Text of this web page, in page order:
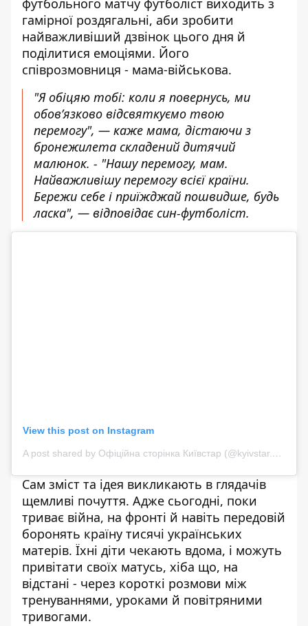
футбольного матчу футболіст виходить з
гамірної роздягальні, аби зробити
найважливіший дзвінок цього дня й
поділитися емоціями. Його
співрозмовниця - мама-військова.
"Я обіцяю тобі: коли я повернусь, ми
обов’язково відсвяткуємо твою
перемогу", — каже мама, дістаючи з
бронежилета складений дитячий
малюнок. - "Нашу перемогу, мам.
Найважливішу перемогу всієї країни.
Бережи себе і приїжджай пошвидше, будь
ласка", — відповідає син-футболіст.
View this post on Instagram
A post shared by Офіційна сторінка Київстар (@kyivstar.official)
Сам зміст та ідея викликають в глядачів
щемливі почуття. Адже сьогодні, поки
триває війна, на фронті й навіть передовій
боронять країну тисячі українських
матерів. Їхні діти чекають вдома, і можуть
привітати своїх матусь, хіба що, на
відстані - через короткі розмови між
тренуваннями, уроками й повітряними
тривогами.